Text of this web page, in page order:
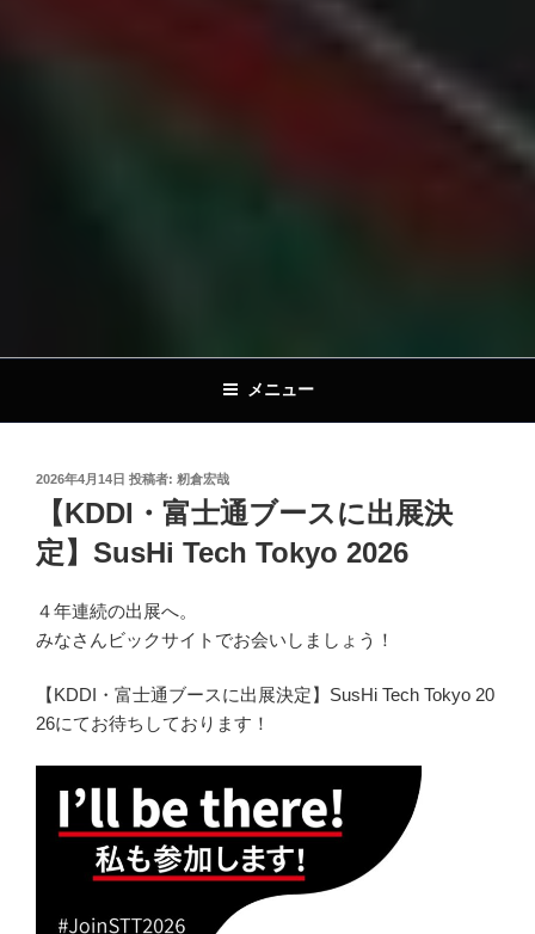
メニュー
投
2026年4月14日 投稿者: 籾倉宏哉
【KDDI・富士通ブースに出展決
定】SusHi Tech Tokyo 2026
４年連続の出展へ。
みなさんビックサイトでお会いしましょう！
【KDDI・富士通ブースに出展決定】SusHi Tech Tokyo 20
26にてお待ちしております！